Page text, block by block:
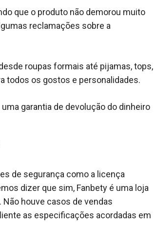
que o produto não demorou muito
reclamações sobre a
roupas formais até pijamas, tops,
todos os gostos e personalidades.
garantia de devolução do dinheiro
de segurança como a licença
dizer que sim, Fanbety é uma loja
houve casos de vendas
as especificações acordadas em